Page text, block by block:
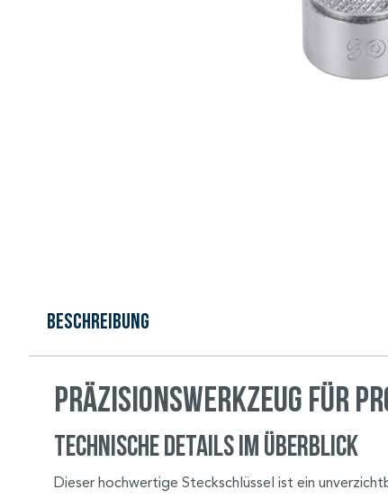
Beschreibung
Präzisionswerkzeug für
Technische Details im Überblick
Dieser hochwertige Steckschlüssel ist ein